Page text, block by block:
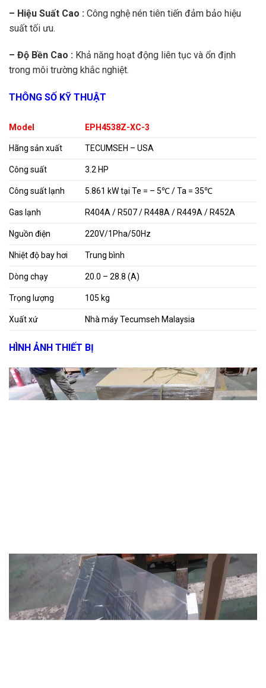
– Hiệu Suất Cao : Công nghệ nén tiên tiến đảm bảo hiệu
suất tối ưu.
– Độ Bền Cao : Khả năng hoạt động liên tục và ổn định
trong môi trường khắc nghiệt.
THÔNG SỐ KỸ THUẬT
Model EPH4538Z-XC-3
Hãng sản xuất TECUMSEH – USA
Công suất 3.2 HP
Công suất lạnh 5.861 kW tại Te = – 5℃ / Ta = 35℃
Gas lạnh R404A / R507 / R448A / R449A / R452A
Nguồn điện 220V/1Pha/50Hz
Nhiệt độ bay hơi Trung bình
Dòng chạy 20.0 – 28.8 (A)
Trọng lượng 105 kg
Xuất xứ Nhà máy Tecumseh Malaysia
HÌNH ẢNH THIẾT BỊ